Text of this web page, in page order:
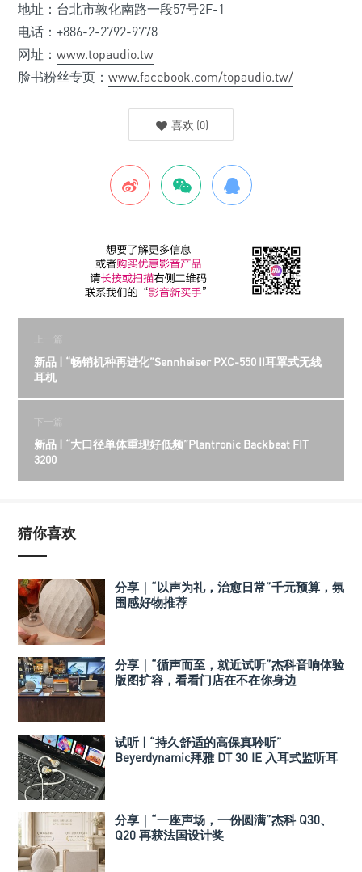
地址：台北市敦化南路一段57号2F-1
电话：+886-2-2792-9778
网址： www.topaudio.tw
脸书粉丝专页： www.facebook.com/topaudio.tw/
喜欢 (0)
上一篇
新品 | “畅销机种再进化”Sennheiser PXC-550 II耳罩式无线
耳机
下一篇
新品 | “大口径单体重现好低频”Plantronic Backbeat FIT
3200
猜你喜欢
分享｜“以声为礼，治愈日常”千元预算，氛
围感好物推荐
分享｜“循声而至，就近试听”杰科音响体验
版图扩容，看看门店在不在你身边
试听 | “持久舒适的高保真聆听”
Beyerdynamic拜雅 DT 30 IE 入耳式监听耳
分享｜“一座声场，一份圆满”杰科 Q30、
Q20 再获法国设计奖